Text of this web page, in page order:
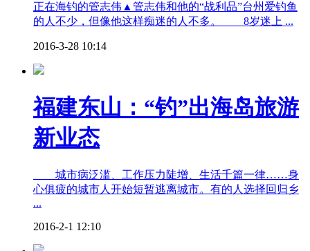
正在海钓的管志伟▲管志伟和他的“战利品”台州爱钓鱼
的人不少，但像他这样痴迷的人不多。 8岁迷上 ...
2016-3-28 10:14
福建东山：“钓”出海岛旅游
新业态
城市病泛滥、工作压力陡增、生活千篇一律……身
心俱疲的城市人开始短暂逃离城市。有的人选择回归乡
...
2016-2-1 12:10